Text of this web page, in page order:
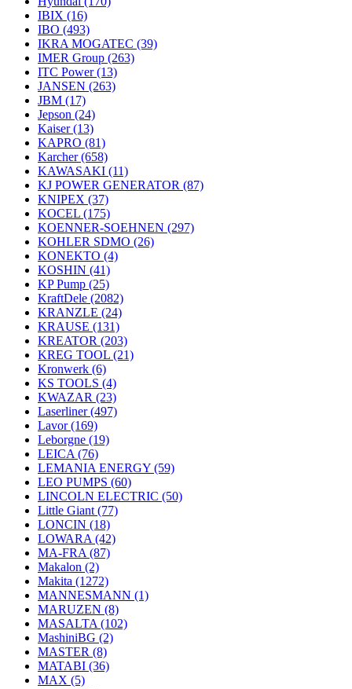
IBIX (16)
IBO (493)
IKRA MOGATEC (39)
IMER Group (263)
ITC Power(13)
JANSEN (263)
JBM (17)
Jepson (24)
Kaiser(13)
KAPRO (81)
Karcher(658)
KAWASAKI (11)
KJ POWER GENERATOR (87)
KNIPEX (37)
KOCEL (175)
KOENNER-SOEHNEN (297)
KOHLER SDMO (26)
KONEKTO (4)
KOSHIN (41)
KP Pump (25)
KraftDele (2082)
KRANZLE (24)
KRAUSE (131)
KREATOR (203)
KREG TOOL (21)
Kronwerk (6)
KS TOOLS (4)
KWAZAR (23)
Laserliner(497)
Lavor(169)
Leborgne (19)
LEICA (76)
LEMANIA ENERGY (59)
LEO PUMPS (60)
LINCOLN ELECTRIC (50)
Little Giant (77)
LONCIN (18)
LOWARA (42)
MA-FRA (87)
Makalon (2)
Makita (1272)
MANNESMANN (1)
MARUZEN (8)
MASALTA (102)
MashiniBG (2)
MASTER (8)
MATABI (36)
MAX (5)